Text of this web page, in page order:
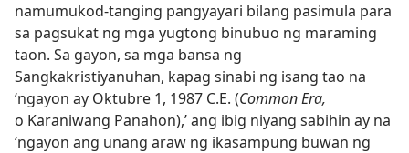
namumukod-tanging pangyayari bilang pasimula para
sa pagsukat ng mga yugtong binubuo ng maraming
taon. Sa gayon, sa mga bansa ng
Sangkakristiyanuhan, kapag sinabi ng isang tao na
‘ngayon ay Oktubre 1, 1987 C.E. (Common Era,
o Karaniwang Panahon),’ ang ibig niyang sabihin ay na
‘ngayon ang unang araw ng ikasampung buwan ng